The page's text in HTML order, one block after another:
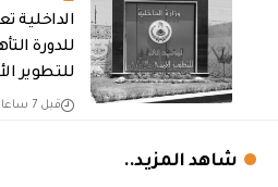
الداخلية
للتطوير
قبل 7 ساعات
شاهد المزيد..